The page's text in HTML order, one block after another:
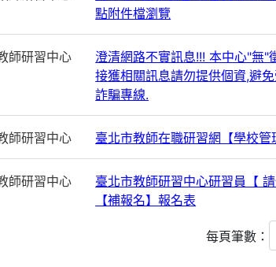
點附件檔瀏覽
師研習中心
澄清網路不實訊息!!! 本中心"無"
接獲相關訊息請勿提供個資,避
詐騙專線.
師研習中心 臺北市教師在職研習網【學校
師研習中心
臺北市教師研習中心研習員【
【補報名】報名表
每頁筆數：